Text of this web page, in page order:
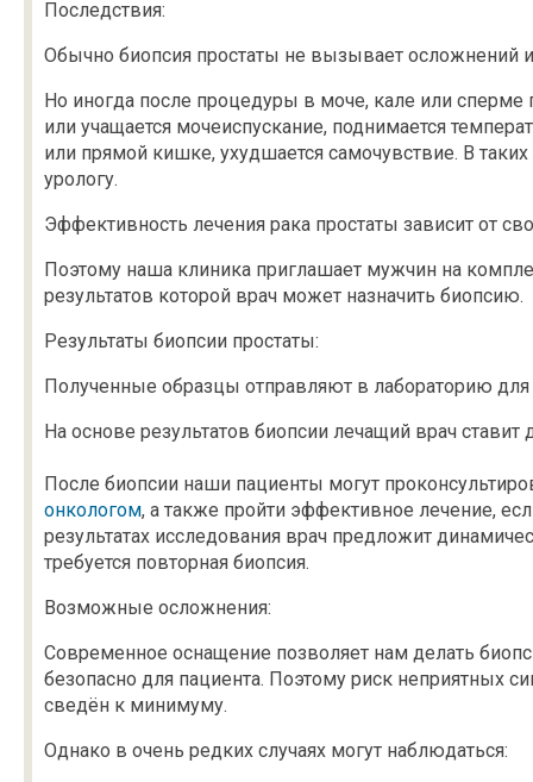
Последствия:
Обычно биопсия простаты не вызывает осложнений
Но иногда после процедуры в моче, кале или сперме
или учащается мочеиспускание, поднимается
или прямой кишке, ухудшается самочувствие. В
урологу.
Эффективность лечения рака простаты зависит от
Поэтому наша клиника приглашает мужчин на
результатов которой врач может назначить биопсию.
Результаты биопсии простаты:
Полученные образцы отправляют в лабораторию для
На основе результатов биопсии лечащий врач ставит
После биопсии наши пациенты могут
онкологом, а также пройти эффективное лечение,
результатах исследования врач предложит
требуется повторная биопсия.
Возможные осложнения:
Современное оснащение позволяет нам делать
безопасно для пациента. Поэтому риск неприятных
сведён к минимуму.
Однако в очень редких случаях могут наблюдаться: